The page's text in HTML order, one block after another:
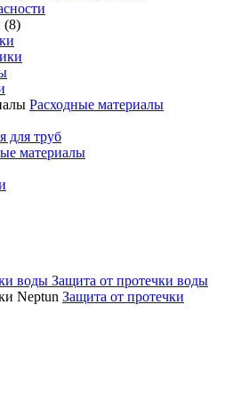
(8)
Расходные материалы
для труб
материалы
Защита от протечки воды
Защита от протечки